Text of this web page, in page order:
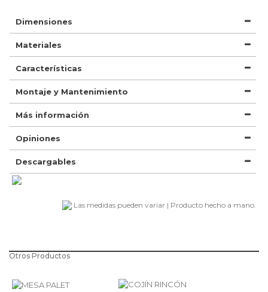
Dimensiones
Materiales
Características
Montaje y Mantenimiento
Más información
Opiniones
Descargables
Las medidas pueden variar | Producto hecho a mano.
Otros Productos